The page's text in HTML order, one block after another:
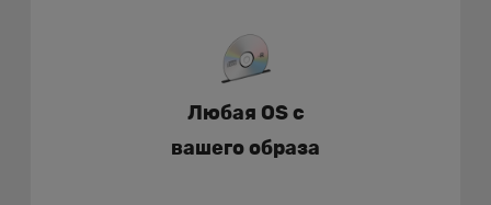
Любая OS с
вашего образа